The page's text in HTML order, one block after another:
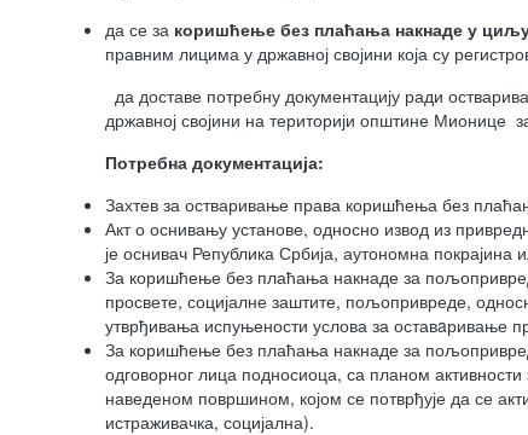
да се за коришћење без плаћања накнаде у
правним лицима у државној својини која су
да доставе потребну документацију ради
државној својини на територији општине Мионице
Потребна документација:
Захтев за остваривање права коришћења без
Акт о оснивању установе, односно извод из
је оснивач Република Србија, аутономна
За коришћење без плаћања накнаде за
просвете, социјалне заштите, пољопривреде,
утврђивања испуњености услова за
За коришћење без плаћања накнаде за
одговорног лица подносиоца, са планом
наведеном површином, којом се потврђује да се
истраживачка, социјална).